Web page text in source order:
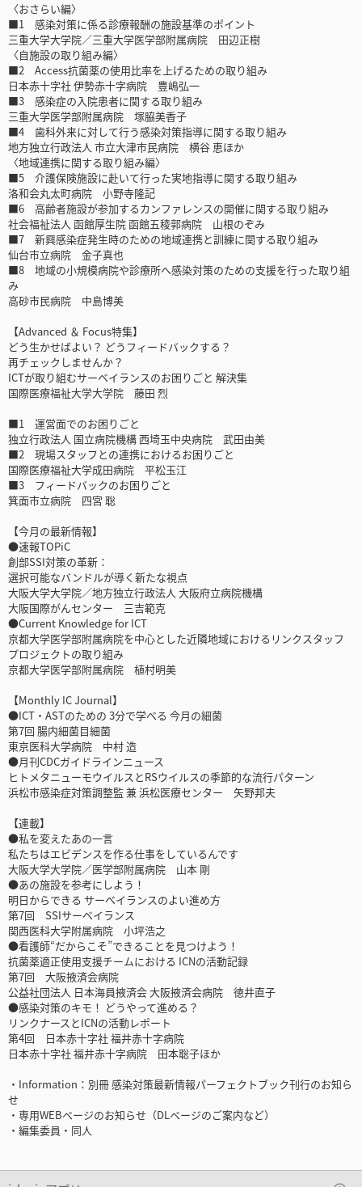
〈おさらい編〉
■1 感染対策に係る診療報酬の施設基準のポイント
三重大学大学院／三重大学医学部附属病院 田辺正樹
〈自施設の取り組み編〉
■2 Access抗菌薬の使用比率を上げるための取り組み
日本赤十字社 伊勢赤十字病院 豊嶋弘一
■3 感染症の入院患者に関する取り組み
三重大学医学部附属病院 塚脇美香子
■4 歯科外来に対して行う感染対策指導に関する取り組み
地方独立行政法人 市立大津市民病院 横谷 恵ほか
〈地域連携に関する取り組み編〉
■5 介護保険施設に赴いて行った実地指導に関する取り組み
洛和会丸太町病院 小野寺隆記
■6 高齢者施設が参加するカンファレンスの開催に関する取り組み
社会福祉法人 函館厚生院 函館五稜郭病院 山根のぞみ
■7 新興感染症発生時のための地域連携と訓練に関する取り組み
仙台市立病院 金子真也
■8 地域の小規模病院や診療所へ感染対策のための支援を行った取り組
み
高砂市民病院 中島博美
【Advanced ＆ Focus特集】
どう生かせばよい？ どうフィードバックする？
再チェックしませんか？
ICTが取り組むサーベイランスのお困りごと 解決集
国際医療福祉大学大学院 藤田 烈
■1 運営面でのお困りごと
独立行政法人 国立病院機構 西埼玉中央病院 武田由美
■2 現場スタッフとの連携におけるお困りごと
国際医療福祉大学成田病院 平松玉江
■3 フィードバックのお困りごと
箕面市立病院 四宮 聡
【今月の最新情報】
●速報TOPiC
創部SSI対策の革新：
選択可能なバンドルが導く新たな視点
大阪大学大学院／地方独立行政法人 大阪府立病院機構
大阪国際がんセンター 三吉範克
●Current Knowledge for ICT
京都大学医学部附属病院を中心とした近隣地域におけるリンクスタッフ
プロジェクトの取り組み
京都大学医学部附属病院 植村明美
【Monthly IC Journal】
●ICT・ASTのための 3分で学べる 今月の細菌
第7回 腸内細菌目細菌
東京医科大学病院 中村 造
●月刊CDCガイドラインニュース
ヒトメタニューモウイルスとRSウイルスの季節的な流行パターン
浜松市感染症対策調整監 兼 浜松医療センター 矢野邦夫
【連載】
●私を変えたあの一言
私たちはエビデンスを作る仕事をしているんです
大阪大学大学院／医学部附属病院 山本 剛
●あの施設を参考にしよう！
明日からできる サーベイランスのよい進め方
第7回 SSIサーベイランス
関西医科大学附属病院 小坪浩之
●看護師“だからこそ”できることを見つけよう！
抗菌薬適正使用支援チームにおける ICNの活動記録
第7回 大阪掖済会病院
公益社団法人 日本海員掖済会 大阪掖済会病院 徳井直子
●感染対策のキモ！ どうやって進める？
リンクナースとICNの活動レポート
第4回 日本赤十字社 福井赤十字病院
日本赤十字社 福井赤十字病院 田本聡子ほか
・Information：別冊 感染対策最新情報パーフェクトブック刊行のお知ら
せ
・専用WEBページのお知らせ（DLページのご案内など）
・編集委員・同人